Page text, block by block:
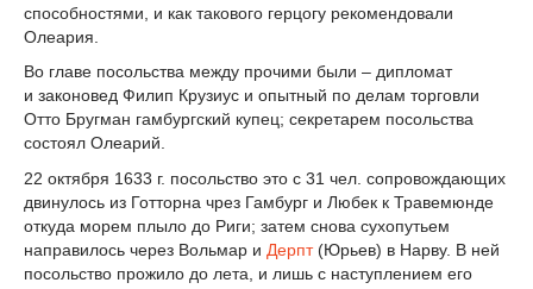
способностями, и как такового герцогу рекомендовали
Олеария.
Во главе посольства между прочими были – дипломат
и законовед Филип Крузиус и опытный по делам торговли
Отто Бругман гамбургский купец; секретарем посольства
состоял Олеарий.
22 октября 1633 г. посольство это с 31 чел. сопровождающих
двинулось из Готторна чрез Гамбург и Любек к Травемюнде
откуда морем плыло до Риги; затем снова сухопутьем
направилось через Вольмар и Дерпт(Юрьев) в Нарву. В ней
посольство прожило до лета, и лишь с наступлением его